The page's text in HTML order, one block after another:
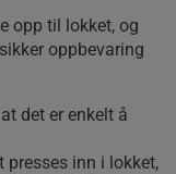
opp til lokket, og
oppbevaring
det er enkelt å
presses inn i lokket,